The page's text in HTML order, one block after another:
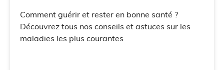
Comment guérir et rester en bonne santé ?
Découvrez tous nos conseils et astuces sur les
maladies les plus courantes